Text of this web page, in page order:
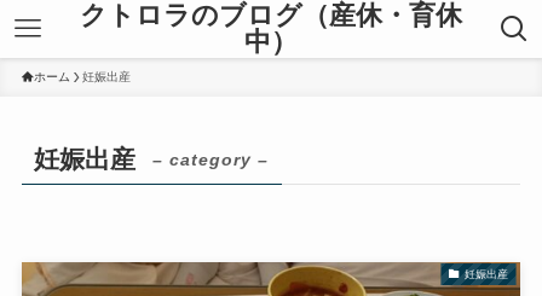
クトロラのブログ（産休・育休
中）
ホーム 妊娠出産
妊娠出産 – category –
妊娠出産